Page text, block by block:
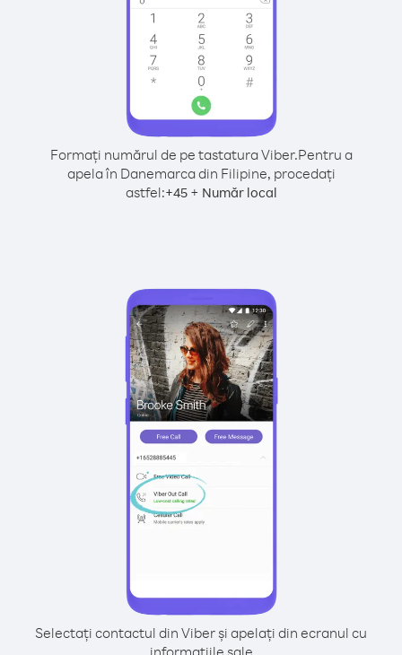
Formați numărul de pe tastatura Viber.Pentru a
apela în Danemarca din Filipine, procedați
astfel:+45+ Număr local
Selectați contactul din Viber și apelați din ecranul cu
informațiile sale